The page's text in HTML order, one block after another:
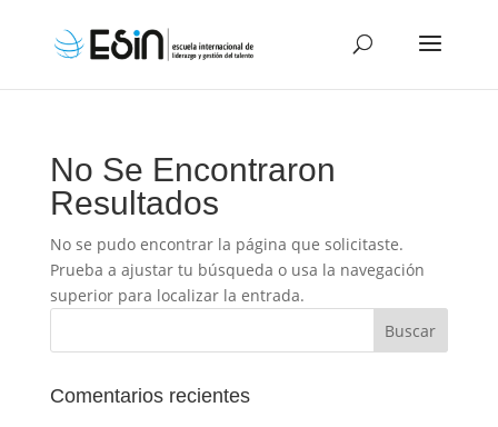
No Se Encontraron
Resultados
No se pudo encontrar la página que solicitaste.
Prueba a ajustar tu búsqueda o usa la navegación
superior para localizar la entrada.
Comentarios recientes